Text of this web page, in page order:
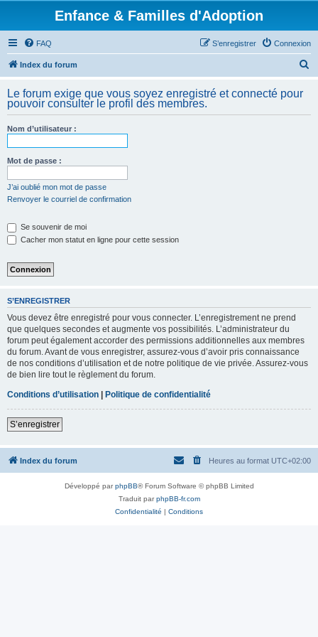
Enfance & Familles d'Adoption
FAQ Connexion
S’enregistrer
Index du forum
h
Le forum exige que vous soyez enregistré et connecté pour
pouvoir consulter le profil des membres.
Nom d’utilisateur :
Mot de passe :
J’ai oublié mon mot de passe
Renvoyer le courriel de confirmation
Se souvenir de moi
Cacher mon statut en ligne pour cette session
S’ENREGISTRER
Vous devez être enregistré pour vous connecter. L’enregistrement ne prend
que quelques secondes et augmente vos possibilités. L’administrateur du
forum peut également accorder des permissions additionnelles aux membres
du forum. Avant de vous enregistrer, assurez-vous d’avoir pris connaissance
de nos conditions d’utilisation et de notre politique de vie privée. Assurez-vous
de bien lire tout le règlement du forum.
Conditions d’utilisation | Politique de confidentialité
S’enregistrer
Index du forum Heures au format UTC+02:00
Développé parphpBB® Forum Software © phpBB Limited
Traduit parphpBB-fr.com
Confidentialité | Conditions